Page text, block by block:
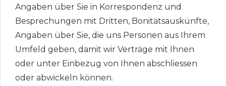
Angaben über Sie in Korrespondenz und
Besprechungen mit Dritten, Bonitätsauskünfte,
Angaben über Sie, die uns Personen aus Ihrem
Umfeld geben, damit wir Verträge mit Ihnen
oder unter Einbezug von Ihnen abschliessen
oder abwickeln können.